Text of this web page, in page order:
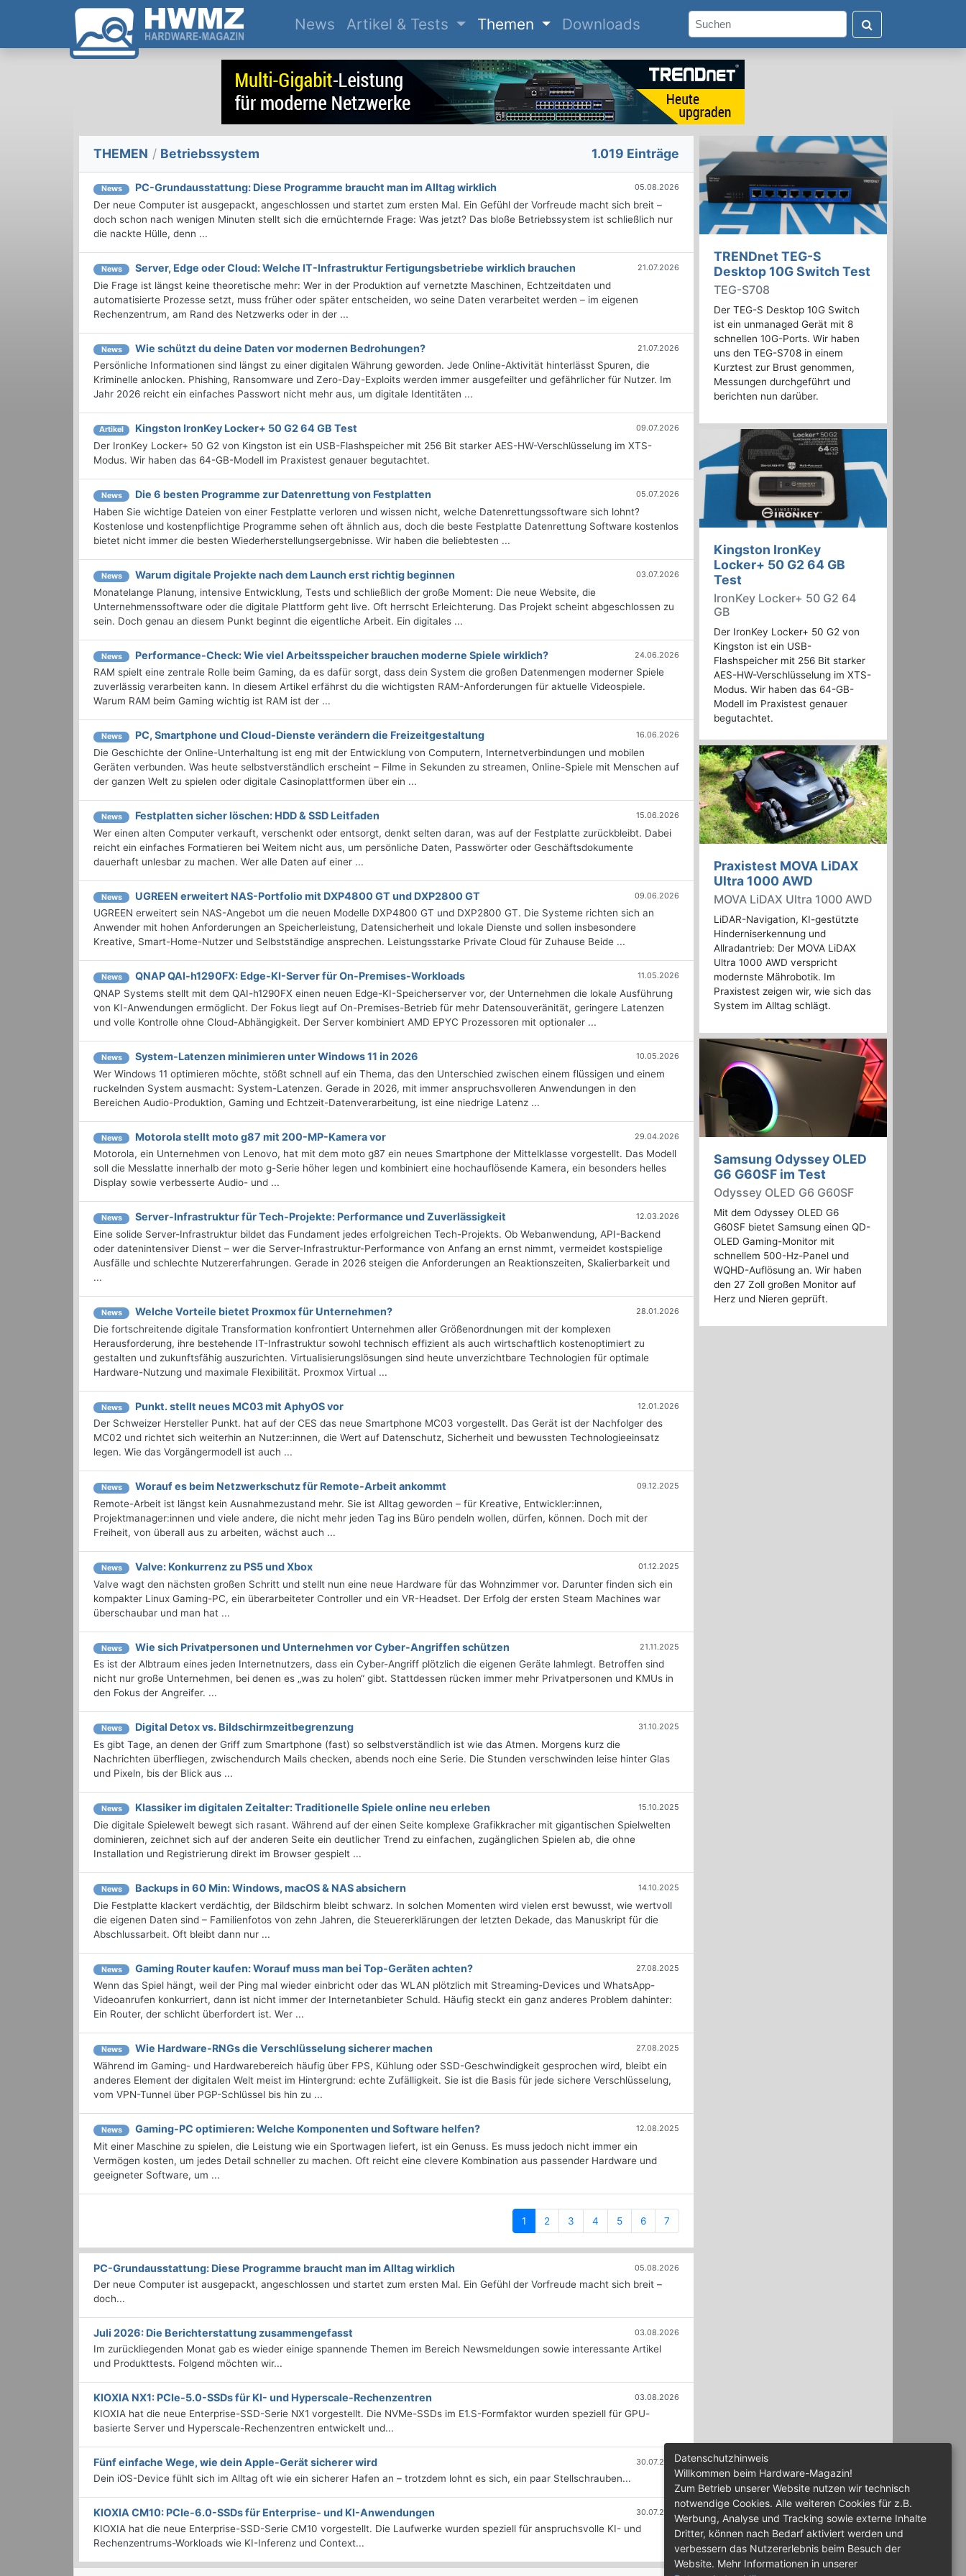
News(current)
Artikel & Tests Themen Downloads
THEMEN / Betriebssystem 1.019 Einträge
News PC-Grundausstattung: Diese Programme braucht man im Alltag wirklich 05.08.2026
Der neue Computer ist ausgepackt, angeschlossen und startet zum ersten Mal. Ein Gefühl der Vorfreude macht sich breit –
doch schon nach wenigen Minuten stellt sich die ernüchternde Frage: Was jetzt? Das bloße Betriebssystem ist schließlich nur
die nackte Hülle, denn ...
News Server, Edge oder Cloud: Welche IT-Infrastruktur Fertigungsbetriebe wirklich brauchen 21.07.2026
Die Frage ist längst keine theoretische mehr: Wer in der Produktion auf vernetzte Maschinen, Echtzeitdaten und
automatisierte Prozesse setzt, muss früher oder später entscheiden, wo seine Daten verarbeitet werden – im eigenen
Rechenzentrum, am Rand des Netzwerks oder in der ...
News Wie schützt du deine Daten vor modernen Bedrohungen? 21.07.2026
Persönliche Informationen sind längst zu einer digitalen Währung geworden. Jede Online-Aktivität hinterlässt Spuren, die
Kriminelle anlocken. Phishing, Ransomware und Zero-Day-Exploits werden immer ausgefeilter und gefährlicher für Nutzer. Im
Jahr 2026 reicht ein einfaches Passwort nicht mehr aus, um digitale Identitäten ...
Artikel Kingston IronKey Locker+ 50 G2 64 GB Test 09.07.2026
Der IronKey Locker+ 50 G2 von Kingston ist ein USB-Flashspeicher mit 256 Bit starker AES-HW-Verschlüsselung im XTS-
Modus. Wir haben das 64-GB-Modell im Praxistest genauer begutachtet.
News Die 6 besten Programme zur Datenrettung von Festplatten 05.07.2026
Haben Sie wichtige Dateien von einer Festplatte verloren und wissen nicht, welche Datenrettungssoftware sich lohnt?
Kostenlose und kostenpflichtige Programme sehen oft ähnlich aus, doch die beste Festplatte Datenrettung Software kostenlos
bietet nicht immer die besten Wiederherstellungsergebnisse. Wir haben die beliebtesten ...
News Warum digitale Projekte nach dem Launch erst richtig beginnen 03.07.2026
Monatelange Planung, intensive Entwicklung, Tests und schließlich der große Moment: Die neue Website, die
Unternehmenssoftware oder die digitale Plattform geht live. Oft herrscht Erleichterung. Das Projekt scheint abgeschlossen zu
sein. Doch genau an diesem Punkt beginnt die eigentliche Arbeit. Ein digitales ...
News Performance-Check: Wie viel Arbeitsspeicher brauchen moderne Spiele wirklich? 24.06.2026
RAM spielt eine zentrale Rolle beim Gaming, da es dafür sorgt, dass dein System die großen Datenmengen moderner Spiele
zuverlässig verarbeiten kann. In diesem Artikel erfährst du die wichtigsten RAM-Anforderungen für aktuelle Videospiele.
Warum RAM beim Gaming wichtig ist RAM ist der ...
News PC, Smartphone und Cloud-Dienste verändern die Freizeitgestaltung 16.06.2026
Die Geschichte der Online-Unterhaltung ist eng mit der Entwicklung von Computern, Internetverbindungen und mobilen
Geräten verbunden. Was heute selbstverständlich erscheint – Filme in Sekunden zu streamen, Online-Spiele mit Menschen auf
der ganzen Welt zu spielen oder digitale Casinoplattformen über ein ...
News Festplatten sicher löschen: HDD & SSD Leitfaden 15.06.2026
Wer einen alten Computer verkauft, verschenkt oder entsorgt, denkt selten daran, was auf der Festplatte zurückbleibt. Dabei
reicht ein einfaches Formatieren bei Weitem nicht aus, um persönliche Daten, Passwörter oder Geschäftsdokumente
dauerhaft unlesbar zu machen. Wer alle Daten auf einer ...
News UGREEN erweitert NAS-Portfolio mit DXP4800 GT und DXP2800 GT 09.06.2026
UGREEN erweitert sein NAS-Angebot um die neuen Modelle DXP4800 GT und DXP2800 GT. Die Systeme richten sich an
Anwender mit hohen Anforderungen an Speicherleistung, Datensicherheit und lokale Dienste und sollen insbesondere
Kreative, Smart-Home-Nutzer und Selbstständige ansprechen. Leistungsstarke Private Cloud für Zuhause Beide ...
News QNAP QAI-h1290FX: Edge-KI-Server für On-Premises-Workloads 11.05.2026
QNAP Systems stellt mit dem QAI-h1290FX einen neuen Edge-KI-Speicherserver vor, der Unternehmen die lokale Ausführung
von KI-Anwendungen ermöglicht. Der Fokus liegt auf On-Premises-Betrieb für mehr Datensouveränität, geringere Latenzen
und volle Kontrolle ohne Cloud-Abhängigkeit. Der Server kombiniert AMD EPYC Prozessoren mit optionaler ...
News System-Latenzen minimieren unter Windows 11 in 2026 10.05.2026
Wer Windows 11 optimieren möchte, stößt schnell auf ein Thema, das den Unterschied zwischen einem flüssigen und einem
ruckelnden System ausmacht: System-Latenzen. Gerade in 2026, mit immer anspruchsvolleren Anwendungen in den
Bereichen Audio-Produktion, Gaming und Echtzeit-Datenverarbeitung, ist eine niedrige Latenz ...
News Motorola stellt moto g87 mit 200-MP-Kamera vor 29.04.2026
Motorola, ein Unternehmen von Lenovo, hat mit dem moto g87 ein neues Smartphone der Mittelklasse vorgestellt. Das Modell
soll die Messlatte innerhalb der moto g-Serie höher legen und kombiniert eine hochauflösende Kamera, ein besonders helles
Display sowie verbesserte Audio- und ...
News Server-Infrastruktur für Tech-Projekte: Performance und Zuverlässigkeit 12.03.2026
Eine solide Server-Infrastruktur bildet das Fundament jedes erfolgreichen Tech-Projekts. Ob Webanwendung, API-Backend
oder datenintensiver Dienst – wer die Server-Infrastruktur-Performance von Anfang an ernst nimmt, vermeidet kostspielige
Ausfälle und schlechte Nutzererfahrungen. Gerade in 2026 steigen die Anforderungen an Reaktionszeiten, Skalierbarkeit und
...
News Welche Vorteile bietet Proxmox für Unternehmen? 28.01.2026
Die fortschreitende digitale Transformation konfrontiert Unternehmen aller Größenordnungen mit der komplexen
Herausforderung, ihre bestehende IT-Infrastruktur sowohl technisch effizient als auch wirtschaftlich kostenoptimiert zu
gestalten und zukunftsfähig auszurichten. Virtualisierungslösungen sind heute unverzichtbare Technologien für optimale
Hardware-Nutzung und maximale Flexibilität. Proxmox Virtual ...
News Punkt. stellt neues MC03 mit AphyOS vor 12.01.2026
Der Schweizer Hersteller Punkt. hat auf der CES das neue Smartphone MC03 vorgestellt. Das Gerät ist der Nachfolger des
MC02 und richtet sich weiterhin an Nutzer:innen, die Wert auf Datenschutz, Sicherheit und bewussten Technologieeinsatz
legen. Wie das Vorgängermodell ist auch ...
News Worauf es beim Netzwerkschutz für Remote-Arbeit ankommt 09.12.2025
Remote-Arbeit ist längst kein Ausnahmezustand mehr. Sie ist Alltag geworden – für Kreative, Entwickler:innen,
Projektmanager:innen und viele andere, die nicht mehr jeden Tag ins Büro pendeln wollen, dürfen, können. Doch mit der
Freiheit, von überall aus zu arbeiten, wächst auch ...
News Valve: Konkurrenz zu PS5 und Xbox 01.12.2025
Valve wagt den nächsten großen Schritt und stellt nun eine neue Hardware für das Wohnzimmer vor. Darunter finden sich ein
kompakter Linux Gaming-PC, ein überarbeiteter Controller und ein VR-Headset. Der Erfolg der ersten Steam Machines war
überschaubar und man hat ...
News Wie sich Privatpersonen und Unternehmen vor Cyber-Angriffen schützen 21.11.2025
Es ist der Albtraum eines jeden Internetnutzers, dass ein Cyber-Angriff plötzlich die eigenen Geräte lahmlegt. Betroffen sind
nicht nur große Unternehmen, bei denen es „was zu holen“ gibt. Stattdessen rücken immer mehr Privatpersonen und KMUs in
den Fokus der Angreifer. ...
News Digital Detox vs. Bildschirmzeitbegrenzung 31.10.2025
Es gibt Tage, an denen der Griff zum Smartphone (fast) so selbstverständlich ist wie das Atmen. Morgens kurz die
Nachrichten überfliegen, zwischendurch Mails checken, abends noch eine Serie. Die Stunden verschwinden leise hinter Glas
und Pixeln, bis der Blick aus ...
News Klassiker im digitalen Zeitalter: Traditionelle Spiele online neu erleben 15.10.2025
Die digitale Spielewelt bewegt sich rasant. Während auf der einen Seite komplexe Grafikkracher mit gigantischen Spielwelten
dominieren, zeichnet sich auf der anderen Seite ein deutlicher Trend zu einfachen, zugänglichen Spielen ab, die ohne
Installation und Registrierung direkt im Browser gespielt ...
News Backups in 60 Min: Windows, macOS & NAS absichern 14.10.2025
Die Festplatte klackert verdächtig, der Bildschirm bleibt schwarz. In solchen Momenten wird vielen erst bewusst, wie wertvoll
die eigenen Daten sind – Familienfotos von zehn Jahren, die Steuererklärungen der letzten Dekade, das Manuskript für die
Abschlussarbeit. Oft bleibt dann nur ...
News Gaming Router kaufen: Worauf muss man bei Top-Geräten achten? 27.08.2025
Wenn das Spiel hängt, weil der Ping mal wieder einbricht oder das WLAN plötzlich mit Streaming-Devices und WhatsApp-
Videoanrufen konkurriert, dann ist nicht immer der Internetanbieter Schuld. Häufig steckt ein ganz anderes Problem dahinter:
Ein Router, der schlicht überfordert ist. Wer ...
News Wie Hardware-RNGs die Verschlüsselung sicherer machen 27.08.2025
Während im Gaming- und Hardwarebereich häufig über FPS, Kühlung oder SSD-Geschwindigkeit gesprochen wird, bleibt ein
anderes Element der digitalen Welt meist im Hintergrund: echte Zufälligkeit. Sie ist die Basis für jede sichere Verschlüsselung,
vom VPN-Tunnel über PGP-Schlüssel bis hin zu ...
News Gaming-PC optimieren: Welche Komponenten und Software helfen? 12.08.2025
Mit einer Maschine zu spielen, die Leistung wie ein Sportwagen liefert, ist ein Genuss. Es muss jedoch nicht immer ein
Vermögen kosten, um jedes Detail schneller zu machen. Oft reicht eine clevere Kombination aus passender Hardware und
geeigneter Software, um ...
1 (current)
2 3 4 5 6 7
PC-Grundausstattung: Diese Programme braucht man im Alltag wirklich 05.08.2026
Der neue Computer ist ausgepackt, angeschlossen und startet zum ersten Mal. Ein Gefühl der Vorfreude macht sich breit –
doch...
Juli 2026: Die Bericht­erstattung zusammengefasst 03.08.2026
Im zurückliegenden Monat gab es wieder einige spannende Themen im Bereich Newsmeldungen sowie interessante Artikel
und Produkttests. Folgend möchten wir...
KIOXIA NX1: PCIe-5.0-SSDs für KI- und Hyperscale-Rechenzentren 03.08.2026
KIOXIA hat die neue Enterprise-SSD-Serie NX1 vorgestellt. Die NVMe-SSDs im E1.S-Formfaktor wurden speziell für GPU-
basierte Server und Hyperscale-Rechenzentren entwickelt und...
Fünf einfache Wege, wie dein Apple-Gerät sicherer wird 30.07.2026
Dein iOS-Device fühlt sich im Alltag oft wie ein sicherer Hafen an – trotzdem lohnt es sich, ein paar Stellschrauben...
KIOXIA CM10: PCIe-6.0-SSDs für Enterprise- und KI-Anwendungen 30.07.2026
KIOXIA hat die neue Enterprise-SSD-Serie CM10 vorgestellt. Die Laufwerke wurden speziell für anspruchsvolle KI- und
Rechenzentrums-Workloads wie KI-Inferenz und Context...
TRENDnet TEG-S
Desktop 10G Switch Test
TEG-S708
Der TEG-S Desktop 10G Switch
ist ein unmanaged Gerät mit 8
schnellen 10G-Ports. Wir haben
uns den TEG-S708 in einem
Kurztest zur Brust genommen,
Messungen durchgeführt und
berichten nun darüber.
Kingston IronKey
Locker+ 50 G2 64 GB
Test
IronKey Locker+ 50 G2 64
GB
Der IronKey Locker+ 50 G2 von
Kingston ist ein USB-
Flashspeicher mit 256 Bit starker
AES-HW-Verschlüsselung im XTS-
Modus. Wir haben das 64-GB-
Modell im Praxistest genauer
begutachtet.
Praxistest MOVA LiDAX
Ultra 1000 AWD
MOVA LiDAX Ultra 1000 AWD
LiDAR-Navigation, KI-gestützte
Hinderniserkennung und
Allradantrieb: Der MOVA LiDAX
Ultra 1000 AWD verspricht
modernste Mährobotik. Im
Praxistest zeigen wir, wie sich das
System im Alltag schlägt.
Samsung Odyssey OLED
G6 G60SF im Test
Odyssey OLED G6 G60SF
Mit dem Odyssey OLED G6
G60SF bietet Samsung einen QD-
OLED Gaming-Monitor mit
schnellem 500-Hz-Panel und
WQHD-Auflösung an. Wir haben
den 27 Zoll großen Monitor auf
Herz und Nieren geprüft.
Datenschutzhinweis
Willkommen beim Hardware-Magazin!
Zum Betrieb unserer Website nutzen wir technisch
notwendige Cookies. Alle weiteren Cookies für z.B.
Werbung, Analyse und Tracking sowie externe Inhalte
Dritter, können nach Bedarf aktiviert werden und
verbessern das Nutzererlebnis beim Besuch der
Website. Mehr Informationen in unserer